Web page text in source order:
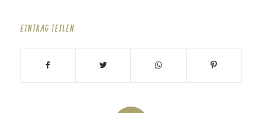
EINTRAG TEILEN